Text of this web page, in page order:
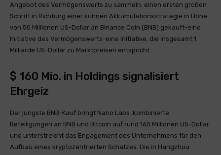
Angebot des Vermögenswerts zu sammeln, einen ersten großen
Schritt in Richtung einer kühnen Akkumulationsstrategie in Höhe
von 50 Millionen US-Dollar an Binance Coin (BNB) gekauft-eine
Initiative des Vermögenswerts-eine Initiative, die insgesamt 1
Milliarde US-Dollar zu Marktpreisen entspricht.
$ 160 Mio. in Holdings signalisiert
Ehrgeiz
Der jüngste BNB-Kauf bringt Nano Labs ‚kombinierte
Beteiligungen an BNB und Bitcoin auf rund 160 Millionen US-Dollar
und unterstreicht das Engagement des Unternehmens für den
Aufbau eines kryptozentrierten Schatzes. Die in Hangzhou